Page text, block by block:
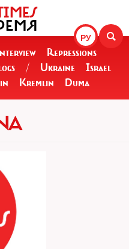
РУ
Repressions
/ Ukraine
Israel
Kremlin Duma